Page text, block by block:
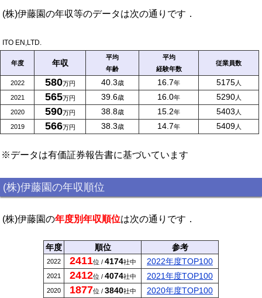
(株)伊藤園の年収等のデータは次の通りです．
ITO EN,LTD.
年度 年収
平均
年齢
平均
経験年数
従業員数
2022 580万円 40.3歳 16.7年 5175人
2021 565万円 39.6歳 16.0年 5290人
2020 590万円 38.8歳 15.2年 5403 人
2019 566万円 38.3歳 14.7年 5409人
※データは有価証券報告書に基づいています
(株)伊藤園の年収順位
(株)伊藤園の年度別年収順位は次の通りです．
年度 順位 参考
2022 2411位 / 4174社中 2022年度TOP100
2021 2412位 / 4074社中 2021年度TOP100
2020 1877位 / 3840社中 2020年度TOP100